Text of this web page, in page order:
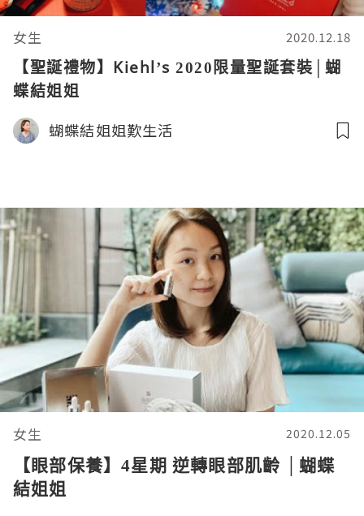
女生 2020.12.18
【聖誕禮物】Kiehl’s 2020限量聖誕套裝│蝴
蝶結姐姐
蝴蝶結姐姐歎生活
女生 2020.12.05
【眼部保養】4星期 逆轉眼部肌齡 │蝴蝶
結姐姐